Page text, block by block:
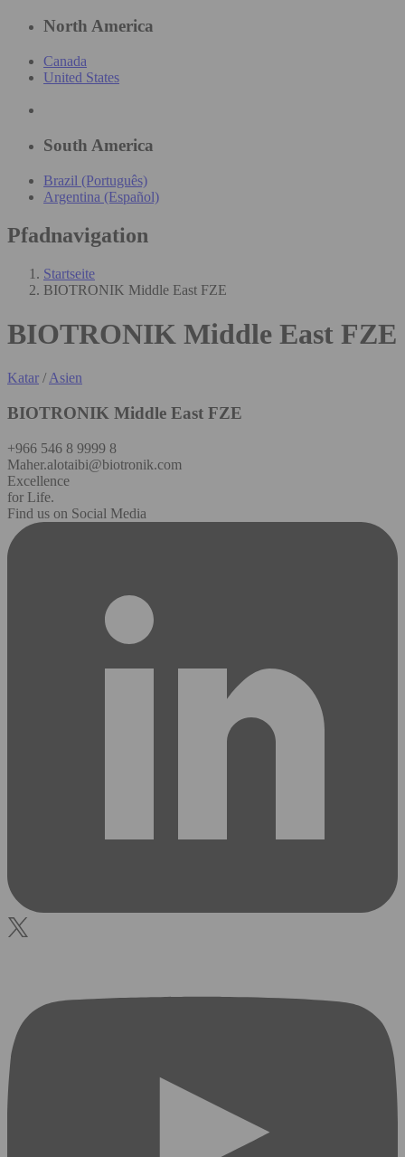
North America
Canada
United States
South America
Brazil (Português)
Argentina (Español)
Pfadnavigation
Startseite
BIOTRONIK Middle East FZE
BIOTRONIK Middle East FZE
Katar /Asien
BIOTRONIK Middle East FZE
+966 546 8 9999 8
Maher.alotaibi@biotronik.com
Excellence
for Life.
Find us on Social Media